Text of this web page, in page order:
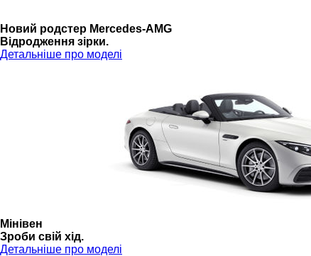
Новий родстер Mercedes-AMG
Відродження зірки.
Детальніше про моделі
Мінівен
Зроби свій хід.
Детальніше про моделі